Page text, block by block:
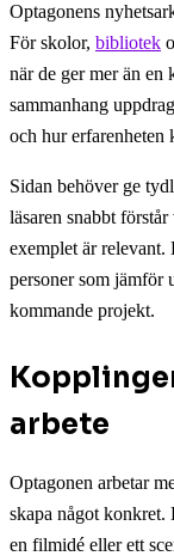
Optagonens
För skolor, bibliotek
när de ger mer än en
sammanhang
och hur erfarenheten
Sidan behöver ge
läsaren snabbt
exemplet är
personer som jämför
kommande projekt.
arbete
Optagonen arbetar
skapa något konkret.
en filmidé eller ett